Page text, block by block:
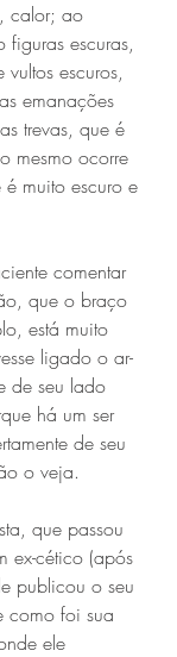
calor; ao
escuras,
escuros,
emanações
trevas, que é
mesmo ocorre
muito escuro e
comentar
que o braço
está muito
ligado o ar-
de seu lado
há um ser
de seu
o veja.
que passou
ex-cético (após
publicou o seu
como foi sua
ele